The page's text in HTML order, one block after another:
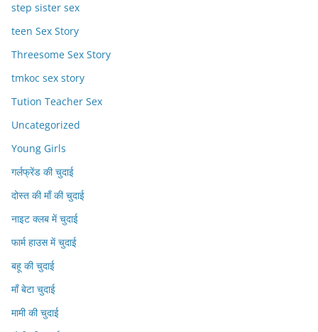
step sister sex
teen Sex Story
Threesome Sex Story
tmkoc sex story
Tution Teacher Sex
Uncategorized
Young Girls
गर्लफ्रेंड की चुदाई
दोस्त की माँ की चुदाई
नाइट क्लब में चुदाई
फार्म हाउस में चुदाई
बहू की चुदाई
माँ बेटा चुदाई
मामी की चुदाई